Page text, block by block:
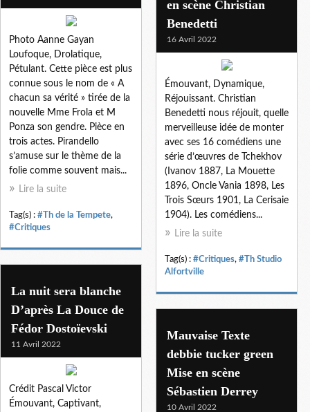
Photo Aanne Gayan
Loufoque, Drolatique,
Pétulant. Cette pièce est plus
connue sous le nom de « A
chacun sa vérité » tirée de la
nouvelle Mme Frola et M
Ponza son gendre. Pièce en
trois actes. Pirandello
s’amuse sur le thème de la
folie comme souvent mais...
Lire la suite
Tag(s) : #Th de la Tempete,
#Critiques
en scène Christian
Benedetti
16 Avril 2022
Émouvant, Dynamique,
Réjouissant. Christian
Benedetti nous réjouit, quelle
merveilleuse idée de monter
avec ses 16 comédiens une
série d’œuvres de Tchekhov
(Ivanov 1887, La Mouette
1896, Oncle Vania 1898, Les
Trois Sœurs 1901, La Cerisaie
1904). Les comédiens...
Lire la suite
Tag(s) : #Critiques, #Th Studio
Alfortville
La nuit sera blanche
D’après La Douce de
Fédor Dostoïevski
11 Avril 2022
Crédit Pascal Victor
Émouvant, Captivant,
Mauvaise Texte
debbie tucker green
Mise en scène
Sébastien Derrey
10 Avril 2022